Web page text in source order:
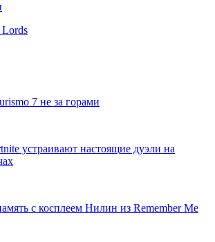
7 не за горами
устраивают настоящие дуэли на
с косплеем Нилин из Remember Me